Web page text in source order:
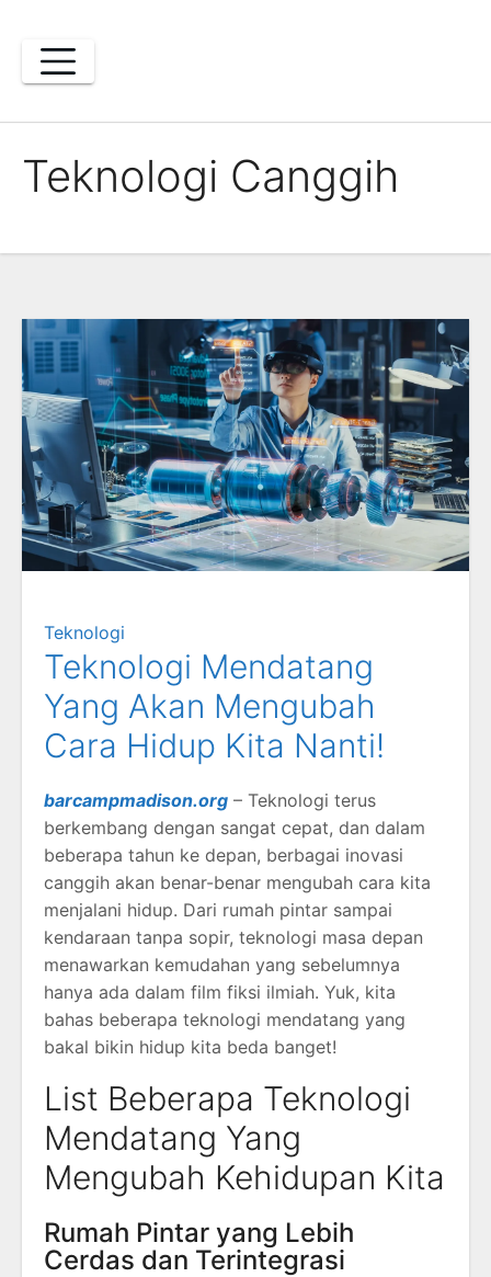
content
Teknologi Canggih
Teknologi
Teknologi Mendatang
Yang Akan Mengubah
Cara Hidup Kita Nanti!
barcampmadison.org – Teknologi terus
berkembang dengan sangat cepat, dan dalam
beberapa tahun ke depan, berbagai inovasi
canggih akan benar-benar mengubah cara kita
menjalani hidup. Dari rumah pintar sampai
kendaraan tanpa sopir, teknologi masa depan
menawarkan kemudahan yang sebelumnya
hanya ada dalam film fiksi ilmiah. Yuk, kita
bahas beberapa teknologi mendatang yang
bakal bikin hidup kita beda banget!
List Beberapa Teknologi
Mendatang Yang
Mengubah Kehidupan Kita
Rumah Pintar yang Lebih
Cerdas dan Terintegrasi